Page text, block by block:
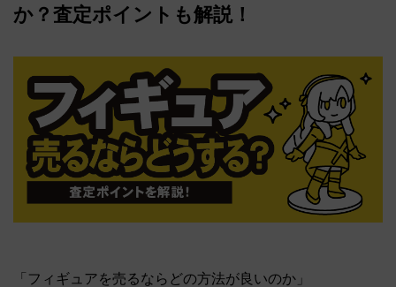
か？査定ポイントも解説！
「フィギュアを売るならどの方法が良いのか」